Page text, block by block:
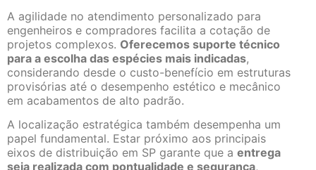
A agilidade no atendimento personalizado para
engenheiros e compradores facilita a cotação de
projetos complexos. Oferecemos suporte técnico
para a escolha das espécies mais indicadas,
considerando desde o custo-benefício em estruturas
provisórias até o desempenho estético e mecânico
em acabamentos de alto padrão.
A localização estratégica também desempenha um
papel fundamental. Estar próximo aos principais
eixos de distribuição em SP garante que a entrega
seja realizada com pontualidade e segurança,